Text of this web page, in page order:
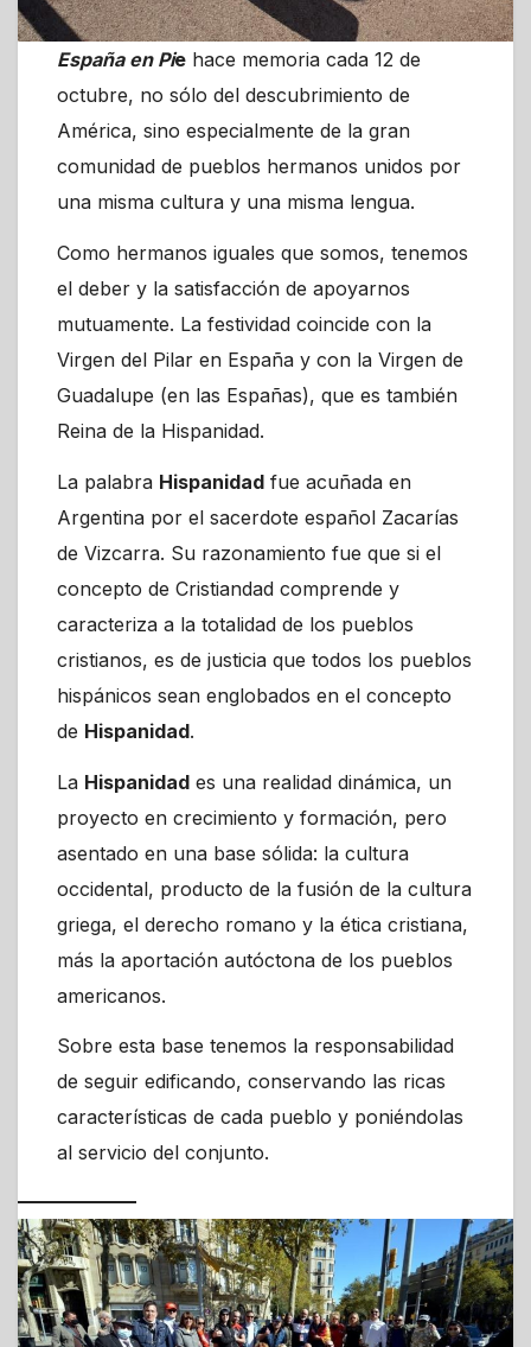
España en Pie hace memoria cada 12 de
octubre, no sólo del descubrimiento de
América, sino especialmente de la gran
comunidad de pueblos hermanos unidos por
una misma cultura y una misma lengua.
Como hermanos iguales que somos, tenemos
el deber y la satisfacción de apoyarnos
mutuamente. La festividad coincide con la
Virgen del Pilar en España y con la Virgen de
Guadalupe (en las Españas), que es también
Reina de la Hispanidad.
La palabra Hispanidad fue acuñada en
Argentina por el sacerdote español Zacarías
de Vizcarra. Su razonamiento fue que si el
concepto de Cristiandad comprende y
caracteriza a la totalidad de los pueblos
cristianos, es de justicia que todos los pueblos
hispánicos sean englobados en el concepto
de Hispanidad.
La Hispanidad es una realidad dinámica, un
proyecto en crecimiento y formación, pero
asentado en una base sólida: la cultura
occidental, producto de la fusión de la cultura
griega, el derecho romano y la ética cristiana,
más la aportación autóctona de los pueblos
americanos.
Sobre esta base tenemos la responsabilidad
de seguir edificando, conservando las ricas
características de cada pueblo y poniéndolas
al servicio del conjunto.